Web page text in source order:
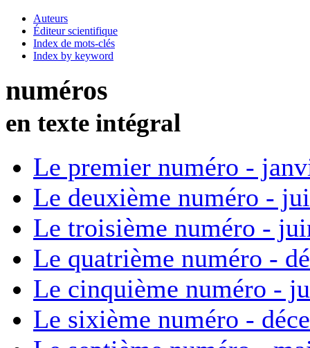
Auteurs
Éditeur scientifique
Index de mots-clés
Index by keyword
numéros
en texte intégral
Le premier numéro -
Le deuxième numéro -
Le troisième numéro -
Le quatrième numéro -
Le cinquième numéro -
Le sixième numéro -